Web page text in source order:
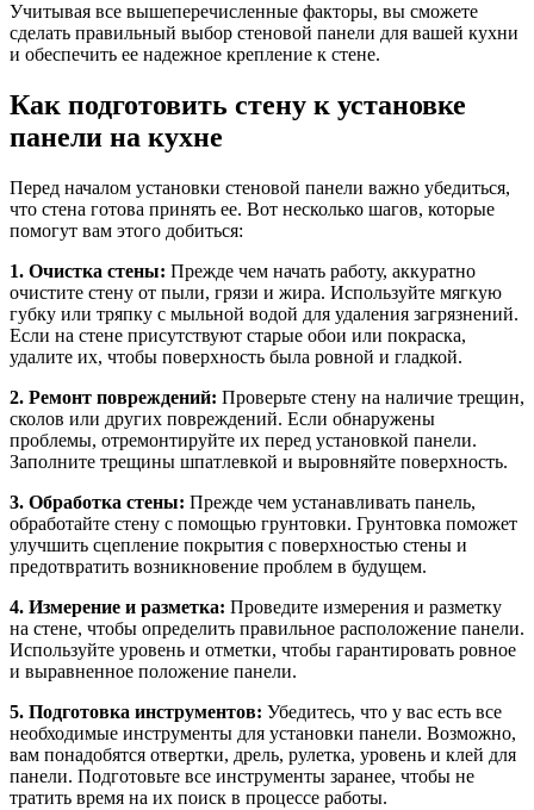
Учитывая все вышеперечисленные факторы, вы сможете
сделать правильный выбор стеновой панели для вашей кухни
и обеспечить ее надежное крепление к стене.
Как подготовить стену к установке
панели на кухне
Перед началом установки стеновой панели важно убедиться,
что стена готова принять ее. Вот несколько шагов, которые
помогут вам этого добиться:
1. Очистка стены: Прежде чем начать работу, аккуратно
очистите стену от пыли, грязи и жира. Используйте мягкую
губку или тряпку с мыльной водой для удаления загрязнений.
Если на стене присутствуют старые обои или покраска,
удалите их, чтобы поверхность была ровной и гладкой.
2. Ремонт повреждений: Проверьте стену на наличие трещин,
сколов или других повреждений. Если обнаружены
проблемы, отремонтируйте их перед установкой панели.
Заполните трещины шпатлевкой и выровняйте поверхность.
3. Обработка стены: Прежде чем устанавливать панель,
обработайте стену с помощью грунтовки. Грунтовка поможет
улучшить сцепление покрытия с поверхностью стены и
предотвратить возникновение проблем в будущем.
4. Измерение и разметка: Проведите измерения и разметку
на стене, чтобы определить правильное расположение панели.
Используйте уровень и отметки, чтобы гарантировать ровное
и выравненное положение панели.
5. Подготовка инструментов: Убедитесь, что у вас есть все
необходимые инструменты для установки панели. Возможно,
вам понадобятся отвертки, дрель, рулетка, уровень и клей для
панели. Подготовьте все инструменты заранее, чтобы не
тратить время на их поиск в процессе работы.